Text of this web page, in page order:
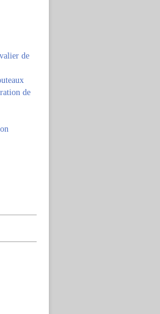
de
de